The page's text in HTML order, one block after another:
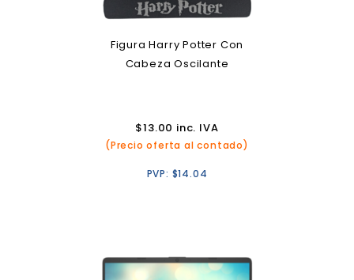
Figura Harry Potter Con
Cabeza Oscilante
$13.00 inc. IVA
(Precio oferta al contado)
PVP: $14.04